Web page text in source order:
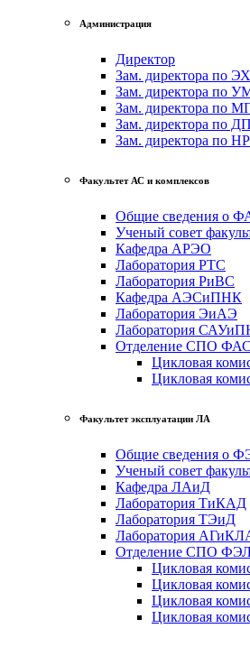
Администрация
Директор
Зам. директора по
Зам. директора по
Зам. директора по
Зам. директора по
Зам. директора по НР
Факультет АС и комплексов
Общие сведения о
Ученый совет
Кафедра АРЭО
Лаборатория РТС
Лаборатория РиВС
Кафедра АЭСиПНК
Лаборатория ЭиАЭ
Лаборатория
Отделение СПО
Цикловая
Цикловая
Факультет эксплуатации ЛА
Общие сведения о
Ученый совет
Кафедра ЛАиД
Лаборатория ТиКАД
Лаборатория ТЭиД
Лаборатория
Отделение СПО
Цикловая
Цикловая
Цикловая
Цикловая